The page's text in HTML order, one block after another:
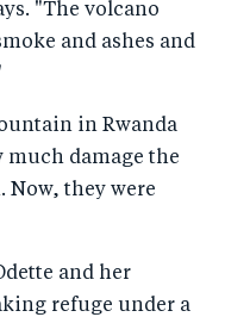
"The volcano
and ashes and
in Rwanda
much damage the
Now, they were
and her
refuge under a